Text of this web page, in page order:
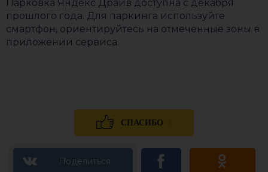
Парковка Яндекс Драйв доступна с декабря
прошлого года. Для паркинга используйте
смартфон, ориентируйтесь на отмеченные зоны в
приложении сервиса.
СПАСИБО